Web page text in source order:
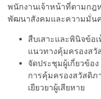
พนักงานเจ้าหน้าที่ตามกฎ
พัฒนาสังคมและความมั่น
สืบเสาะและพินิจข้อ
แนวทางคุ้มครองสวั
จัดประชุมผู้เกี่ยวข้อ
การคุ้มครองสวัสดิภ
เยียวยาผู้เสียหาย